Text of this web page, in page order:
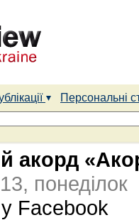
Персональні
акорд
понеділок
Facebook